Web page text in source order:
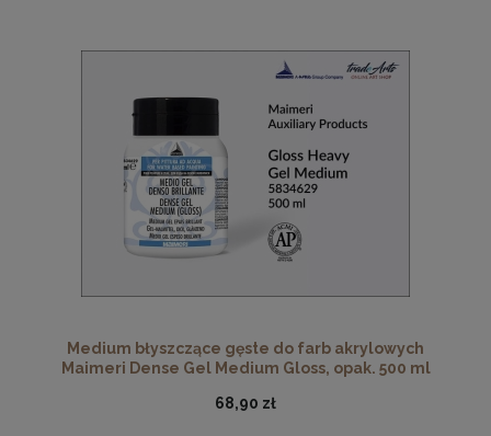
Medium błyszczące gęste do farb akrylowych
Maimeri Dense Gel Medium Gloss, opak. 500 ml
68,90 zł